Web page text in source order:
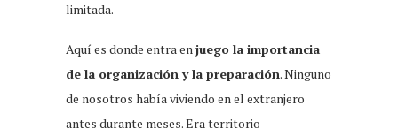
limitada.
Aquí es donde entra enjuego la importancia
de la organización y la preparación. Ninguno
de nosotros había viviendo en el extranjero
antes durante meses. Era territorio